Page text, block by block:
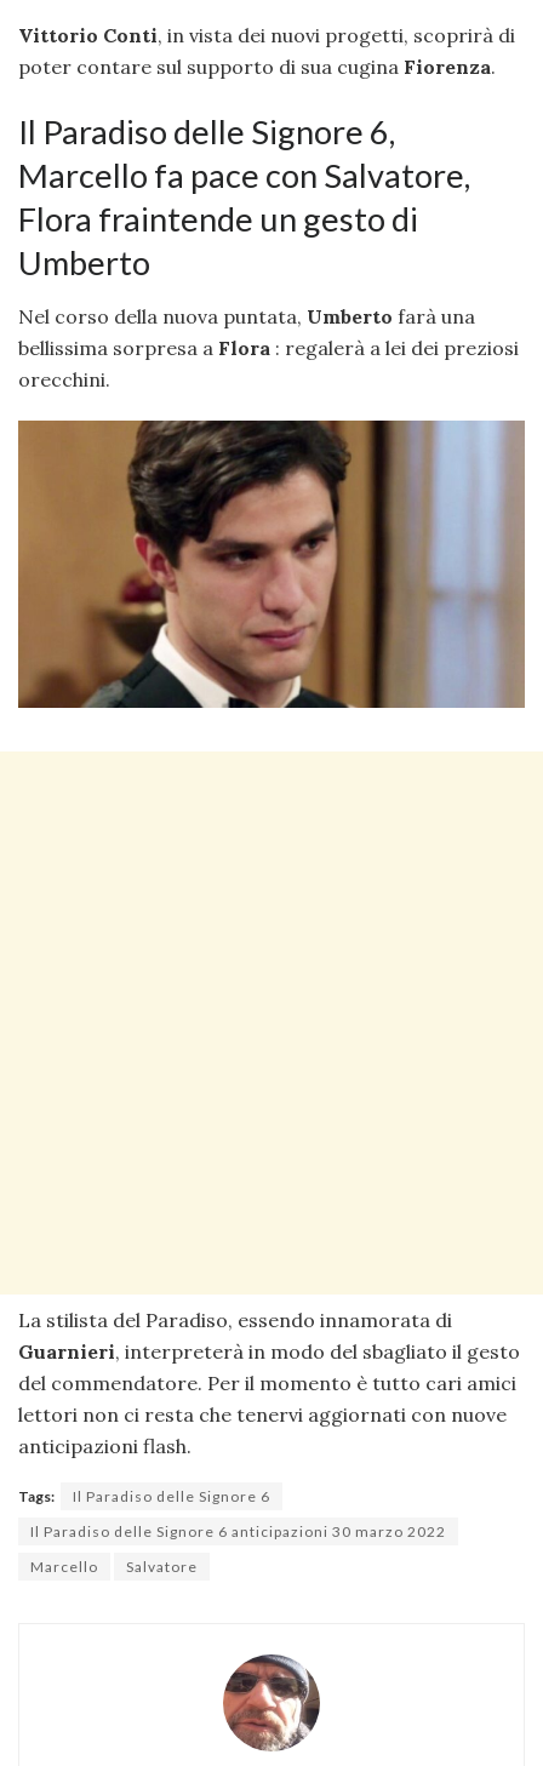
Vittorio Conti, in vista dei nuovi progetti, scoprirà di
poter contare sul supporto di sua cugina Fiorenza.
Il Paradiso delle Signore 6,
Marcello fa pace con Salvatore,
Flora fraintende un gesto di
Umberto
Nel corso della nuova puntata, Umberto farà una
bellissima sorpresa a Flora : regalerà a lei dei preziosi
orecchini.
La stilista del Paradiso, essendo innamorata di
Guarnieri, interpreterà in modo del sbagliato il gesto
del commendatore. Per il momento è tutto cari amici
lettori non ci resta che tenervi aggiornati con nuove
anticipazioni flash.
Tags:
Il Paradiso delle Signore 6
Il Paradiso delle Signore 6 anticipazioni 30 marzo 2022
Marcello
Salvatore